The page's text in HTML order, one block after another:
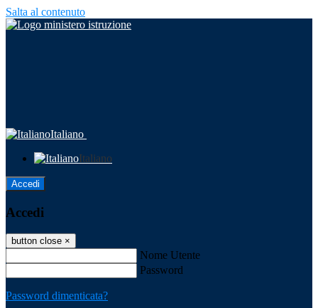
Salta al contenuto
Italiano
Italiano
Accedi
Accedi
button close ×
Nome Utente
Password
Password dimenticata?